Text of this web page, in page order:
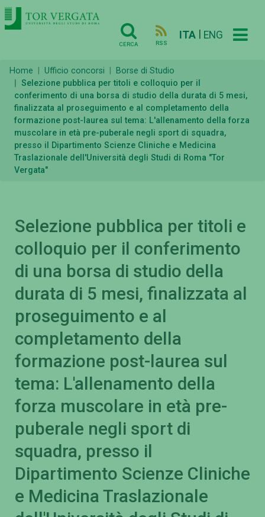
CERCA RSS
ITA ENG
Home Ufficio concorsi
Borse di Studio
Selezione pubblica per titoli e colloquio per il
conferimento di una borsa di studio della durata di 5 mesi,
finalizzata al proseguimento e al completamento della
formazione post-laurea sul tema: L'allenamento della forza
muscolare in età pre-puberale negli sport di squadra,
presso il Dipartimento Scienze Cliniche e Medicina
Traslazionale dell'Università degli Studi di Roma "Tor
Vergata"
Selezione pubblica per titoli e
colloquio per il conferimento
di una borsa di studio della
durata di 5 mesi, finalizzata al
proseguimento e al
completamento della
formazione post-laurea sul
tema: L'allenamento della
forza muscolare in età pre-
puberale negli sport di
squadra, presso il
Dipartimento Scienze Cliniche
e Medicina Traslazionale